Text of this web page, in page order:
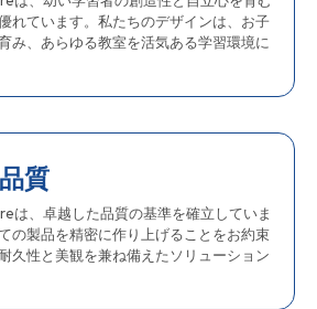
れています。私たちのデザインは、お子
み、あらゆる教室を活気ある学習環境に
質
、卓越した品質の基準を確立していま
の製品を精密に作り上げることをお約束
久性と美観を兼ね備えたソリューション